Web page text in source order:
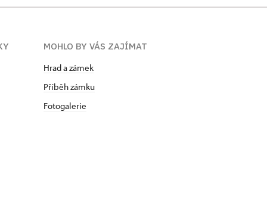
MOHLO BY VÁS ZAJÍMAT
Hrad a zámek
Příběh zámku
Fotogalerie